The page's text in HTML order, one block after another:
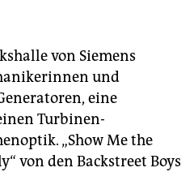
von Siemens
und
eine
Turbinen-
„Show Me the
von den Backstreet Boys